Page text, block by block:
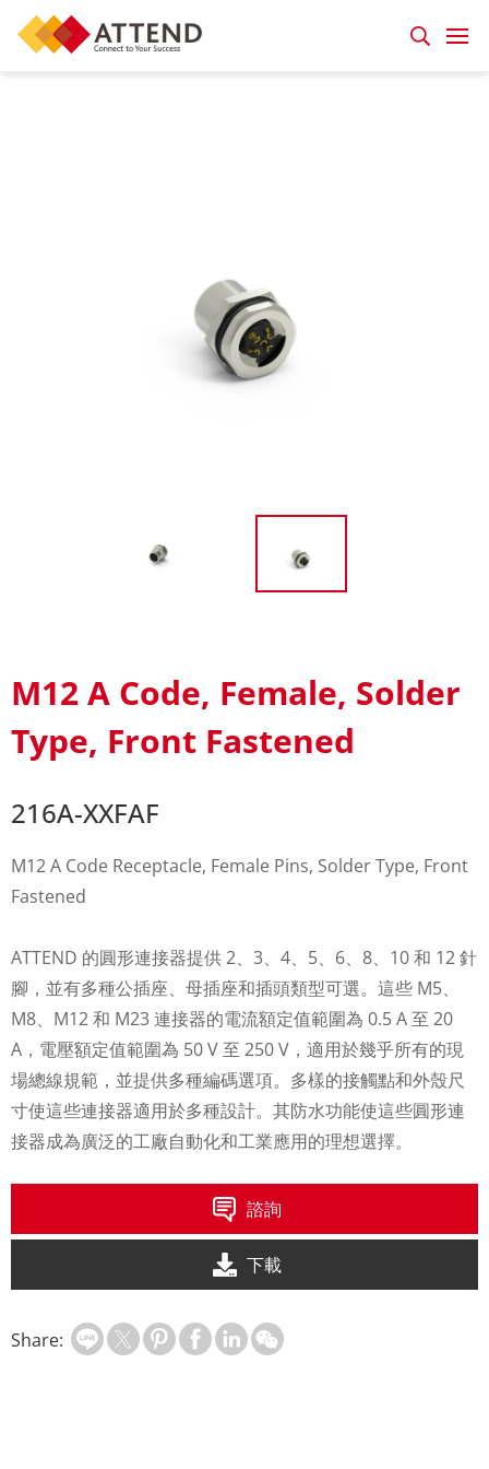
M12 A Code, Female, Solder
Type, Front Fastened
216A-XXFAF
M12 A Code Receptacle, Female Pins, Solder Type, Front
Fastened
ATTEND 的圓形連接器提供 2、3、4、5、6、8、10 和 12 針
腳，並有多種公插座、母插座和插頭類型可選。這些 M5、
M8、M12 和 M23 連接器的電流額定值範圍為 0.5 A 至 20
A，電壓額定值範圍為 50 V 至 250 V，適用於幾乎所有的現
場總線規範，並提供多種編碼選項。多樣的接觸點和外殼尺
寸使這些連接器適用於多種設計。其防水功能使這些圓形連
接器成為廣泛的工廠自動化和工業應用的理想選擇。
諮詢
下載
Share: